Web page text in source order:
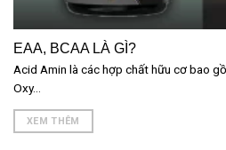
EAA, BCAA LÀ GÌ?
Acid Amin là các hợp chất hữu cơ bao
Oxy...
XEM THÊM